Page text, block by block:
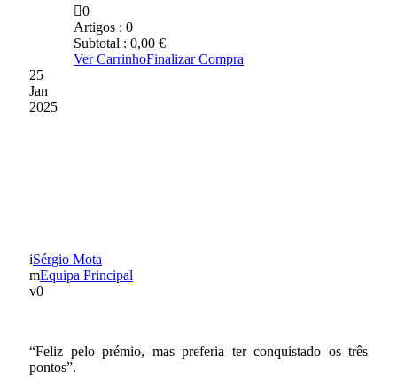
0
Artigos : 0
Subtotal : 0,00 €
Ver CarrinhoFinalizar Compra
25
Jan
2025
Sérgio Mota
Equipa Principal
0
“Feliz pelo prémio, mas preferia ter conquistado os três
pontos”.